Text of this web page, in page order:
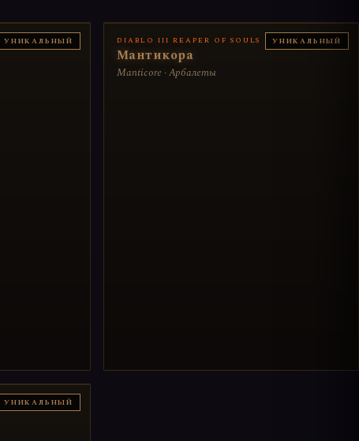
УНИКАЛЬНЫЙ УНИКАЛЬНЫЙ
DIABLO III REAPER OF SOULS
Мантикора
Manticore · Арбалеты
УНИКАЛЬНЫЙ